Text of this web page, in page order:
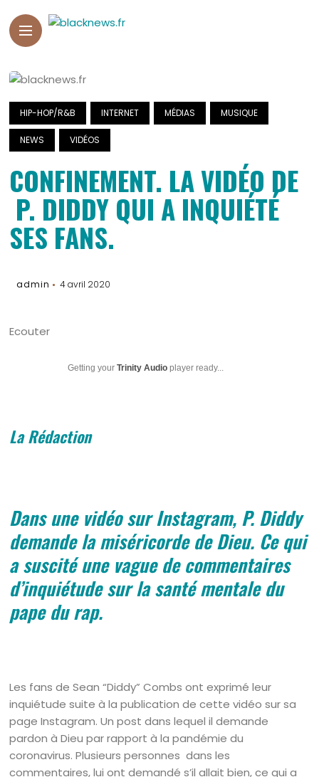
HIP-HOP/R&B INTERNET MÉDIAS MUSIQUE
NEWS VIDÉOS
CONFINEMENT. LA VIDÉO DE
P. DIDDY QUI A INQUIÉTÉ
SES FANS.
admin 4 avril 2020
Ecouter
Getting yourTrinity Audio player ready...
La Rédaction
Dans une vidéo sur Instagram, P. Diddy
demande la miséricorde de Dieu. Ce qui
a suscité une vague de commentaires
d’inquiétude sur la santé mentale du
pape du rap.
Les fans de Sean “Diddy” Combs ont exprimé leur
inquiétude suite à la publication de cette vidéo sur sa
page Instagram. Un post dans lequel il demande
pardon à Dieu par rapport à la pandémie du
coronavirus. Plusieurs personnes dans les
commentaires, lui ont demandé s’il allait bien, ce qui a